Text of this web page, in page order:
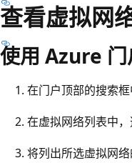
查看虚拟网
使用 Azure
在门户顶部的搜索框
在虚拟网络列表中，
将列出所选虚拟网络